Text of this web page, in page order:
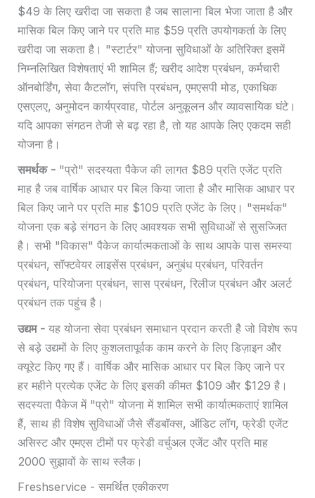
$49 के लिए खरीदा जा सकता है जब सालाना बिल भेजा जाता है और
मासिक बिल किए जाने पर प्रति माह $59 प्रति उपयोगकर्ता के लिए
खरीदा जा सकता है। "स्टार्टर" योजना सुविधाओं के अतिरिक्त इसमें
निम्नलिखित विशेषताएं भी शामिल हैं; खरीद आदेश प्रबंधन, कर्मचारी
ऑनबोर्डिंग, सेवा कैटलॉग, संपत्ति प्रबंधन, एमएसपी मोड, एकाधिक
एसएलए, अनुमोदन कार्यप्रवाह, पोर्टल अनुकूलन और व्यावसायिक घंटे।
यदि आपका संगठन तेजी से बढ़ रहा है, तो यह आपके लिए एकदम सही
योजना है।
समर्थक - "प्रो" सदस्यता पैकेज की लागत $89 प्रति एजेंट प्रति
माह है जब वार्षिक आधार पर बिल किया जाता है और मासिक आधार पर
बिल किए जाने पर प्रति माह $109 प्रति एजेंट के लिए। "समर्थक"
योजना एक बड़े संगठन के लिए आवश्यक सभी सुविधाओं से सुसज्जित
है। सभी "विकास" पैकेज कार्यात्मकताओं के साथ आपके पास समस्या
प्रबंधन, सॉफ्टवेयर लाइसेंस प्रबंधन, अनुबंध प्रबंधन, परिवर्तन
प्रबंधन, परियोजना प्रबंधन, सास प्रबंधन, रिलीज प्रबंधन और अलर्ट
प्रबंधन तक पहुंच है।
उद्यम - यह योजना सेवा प्रबंधन समाधान प्रदान करती है जो विशेष रूप
से बड़े उद्यमों के लिए कुशलतापूर्वक काम करने के लिए डिज़ाइन और
क्यूरेट किए गए हैं। वार्षिक और मासिक आधार पर बिल किए जाने पर
हर महीने प्रत्येक एजेंट के लिए इसकी कीमत $109 और $129 है।
सदस्यता पैकेज में "प्रो" योजना में शामिल सभी कार्यात्मकताएं शामिल
हैं, साथ ही विशेष सुविधाओं जैसे सैंडबॉक्स, ऑडिट लॉग, फ्रेडी एजेंट
असिस्ट और एमएस टीमों पर फ्रेडी वर्चुअल एजेंट और प्रति माह
2000 सुझावों के साथ स्लैक।
Freshservice - समर्थित एकीकरण